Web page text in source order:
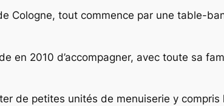
Cologne, tout commence par une table-
en 2010 d’accompagner, avec toute sa
de petites unités de menuiserie y